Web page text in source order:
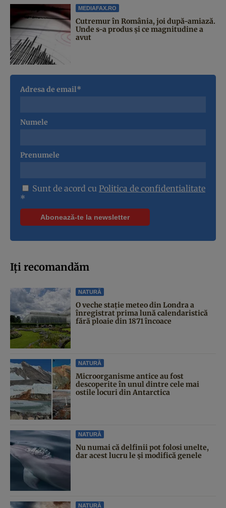
MEDIAFAX.RO
Cutremur în România, joi după-amiază.
Unde s-a produs și ce magnitudine a
avut
Adresa de email*
Numele
Prenumele
Sunt de acord cu Politica de confidentialitate
*
Iți recomandăm
NATURĂ
O veche stație meteo din Londra a
înregistrat prima lună calendaristică
fără ploaie din 1871 încoace
NATURĂ
Microorganisme antice au fost
descoperite în unul dintre cele mai
ostile locuri din Antarctica
NATURĂ
Nu numai că delfinii pot folosi unelte,
dar acest lucru le și modifică genele
NATURĂ